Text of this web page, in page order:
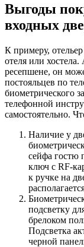
Выгоды
входных
К примеру,
отеля или
ресепшене, он
постояльцев по
биометрического
телефонной
самостоятельно.
Наличие у
сейфа гостю
ключ с RF-
к ручке на
подсветку
брелоком
Подсветка
черной